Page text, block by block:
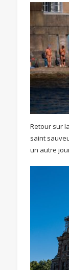
Retour sur
saint
un autre